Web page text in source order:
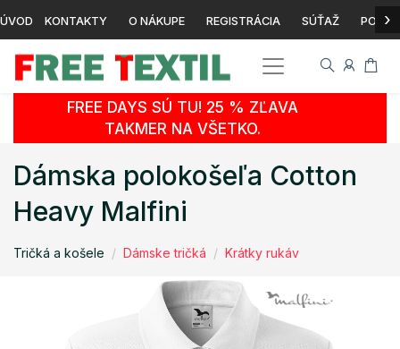
ÚVOD KONTAKTY O NÁKUPE REGISTRÁCIA SÚŤAŽ ›
FREE DAYS SÚ TU! 25 % ZĽAVA
TAKMER NA VŠETKO.
Dámska polokošeľa Cotton
Heavy Malfini
Tričká a košele Dámske tričká Krátky rukáv